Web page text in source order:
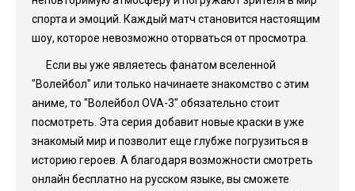
спорта и эмоций. Каждый матч становится настоящим
шоу, которое невозможно оторваться от просмотра.
Если вы уже являетесь фанатом вселенной
"Волейбол" или только начинаете знакомство с этим
аниме, то "Волейбол OVA-3" обязательно стоит
посмотреть. Эта серия добавит новые краски в уже
знакомый мир и позволит еще глубже погрузиться в
историю героев. А благодаря возможности смотреть
онлайн бесплатно на русском языке, вы сможете